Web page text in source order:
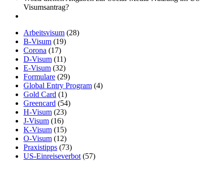
Visumsantrag?
Arbeitsvisum (28)
B-Visum (19)
Corona (17)
D-Visum (11)
E-Visum (32)
Formulare (29)
Global Entry Program (4)
Gold Card (1)
Greencard (54)
H-Visum (23)
J-Visum (16)
K-Visum (15)
O-Visum (12)
Praxistipps (73)
US-Einreiseverbot (57)